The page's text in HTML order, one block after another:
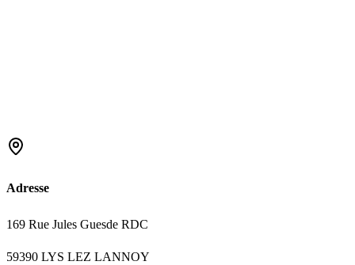
Adresse
169 Rue Jules Guesde RDC
59390 LYS LEZ LANNOY